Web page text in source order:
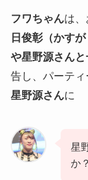
フワちゃんは、
日俊彰（かすが
や星野源さん
告し、パーティ
星野源さんに
星
か？